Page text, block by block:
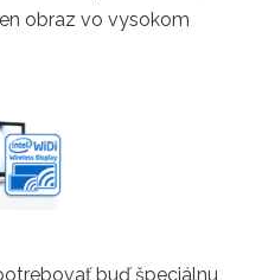
obraz vo vysokom
buď špeciálnu